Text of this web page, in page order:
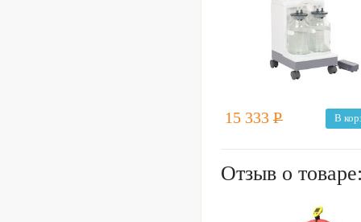
15 333 Р В
Отзыв о